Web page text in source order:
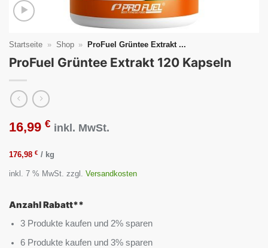
Startseite » Shop » ProFuel Grüntee Extrakt ...
ProFuel Grüntee Extrakt 120 Kapseln
16,99 € inkl. MwSt.
176,98 € / kg
inkl. 7 % MwSt. zzgl. Versandkosten
Anzahl Rabatt**
3 Produkte kaufen und 2% sparen
6 Produkte kaufen und 3% sparen